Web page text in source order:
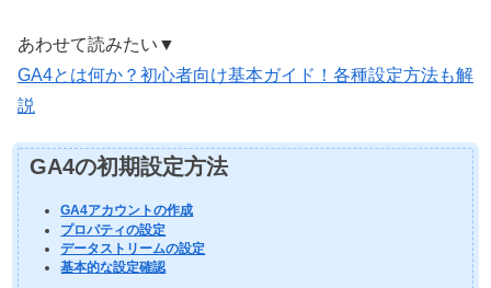
あわせて読みたい▼
GA4とは何か？初心者向け基本ガイド！各種設定方法も解
説
GA4の初期設定方法
GA4アカウントの作成
プロパティの設定
データストリームの設定
基本的な設定確認